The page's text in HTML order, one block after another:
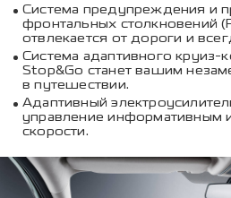
Система предупреждения и
фронтальных столкновений
отвлекается от дороги и
Система адаптивного круиз-
Stop&Go станет вашим
в путешествии.
Адаптивный
управление информативным
скорости.